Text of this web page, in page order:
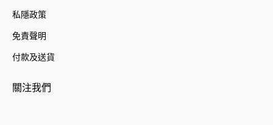
私隱政策
免責聲明
付款及送貨
關注我們